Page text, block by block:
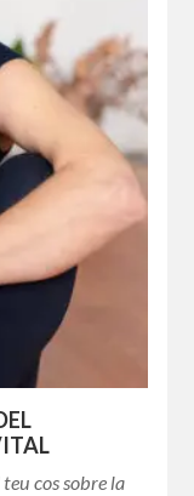
cos sobre la